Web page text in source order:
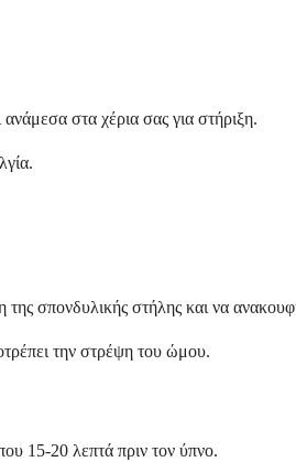
στα χέρια σας για στήριξη.
σπονδυλικής στήλης και να
την στρέψη του ώμου.
15-20 λεπτά πριν τον ύπνο.